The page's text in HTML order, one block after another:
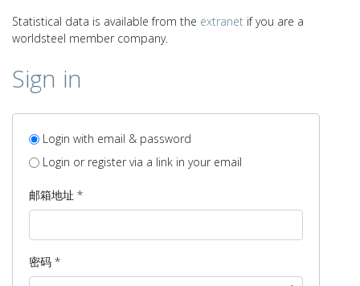
Statistical data is available from the extranet if you are a
worldsteel member company.
Sign in
Login with email & password
Login or register via a link in your email
邮箱地址 *必
填
密码 *必
填